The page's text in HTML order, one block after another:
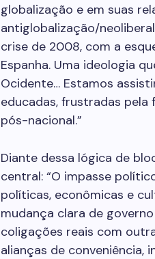
globalização e em suas
antiglobalização/
crise de 2008, com a
Espanha. Uma ideologia
Ocidente… Estamos
educadas, frustradas
pós-nacional.”
Diante dessa lógica de
central: “O impasse
políticas, econômicas e
mudança clara de
coligações reais com
alianças de conveniência,